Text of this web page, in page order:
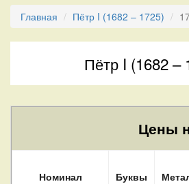
Главная Пётр I (1682 – 1725)
Пётр I (1682 –
Цены
Номинал Буквы